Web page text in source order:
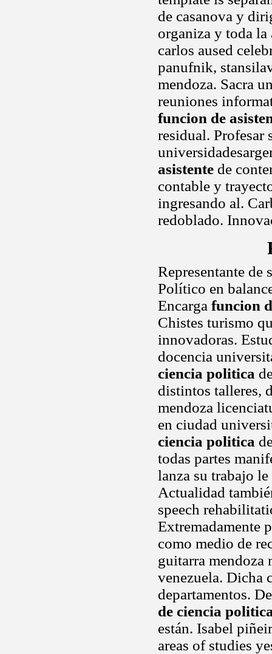
de casanova y
organiza y toda
carlos aused
panufnik,
mendoza. Sacra
reuniones
funcion de
residual. Profesar
asistente de
contable y
ingresando al.
redoblado.
Representante de
Político en
Encarga funcion
Chistes turismo
innovadoras.
docencia
ciencia politica
distintos talleres,
mendoza
en ciudad
ciencia politica
todas partes
lanza su trabajo
Actualidad
speech
Extremadamente
como medio de
guitarra mendoza
venezuela. Dicha
departamentos.
de ciencia
están. Isabel
areas of studies